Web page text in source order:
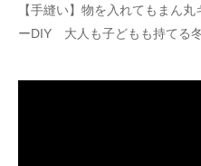
【手縫い】物を入れてもまん
ーDIY 大人も子どもも持てる